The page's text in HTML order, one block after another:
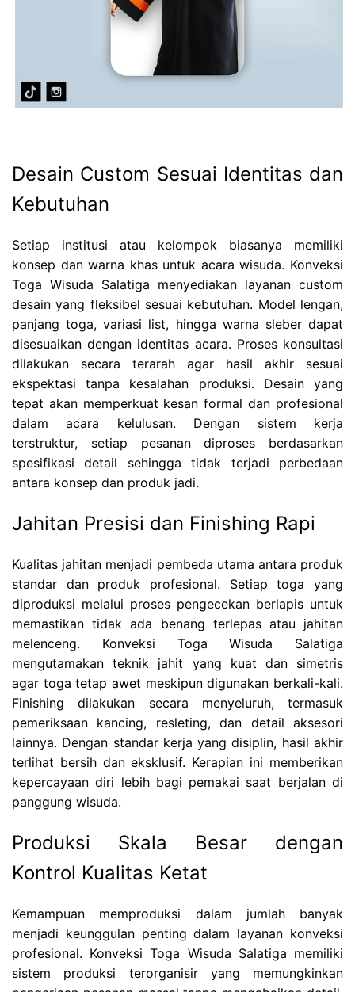
Desain Custom Sesuai Identitas dan
Kebutuhan
Setiap institusi atau kelompok biasanya memiliki
konsep dan warna khas untuk acara wisuda. Konveksi
Toga Wisuda Salatiga menyediakan layanan custom
desain yang fleksibel sesuai kebutuhan. Model lengan,
panjang toga, variasi list, hingga warna sleber dapat
disesuaikan dengan identitas acara. Proses konsultasi
dilakukan secara terarah agar hasil akhir sesuai
ekspektasi tanpa kesalahan produksi. Desain yang
tepat akan memperkuat kesan formal dan profesional
dalam acara kelulusan. Dengan sistem kerja
terstruktur, setiap pesanan diproses berdasarkan
spesifikasi detail sehingga tidak terjadi perbedaan
antara konsep dan produk jadi.
Jahitan Presisi dan Finishing Rapi
Kualitas jahitan menjadi pembeda utama antara produk
standar dan produk profesional. Setiap toga yang
diproduksi melalui proses pengecekan berlapis untuk
memastikan tidak ada benang terlepas atau jahitan
melenceng. Konveksi Toga Wisuda Salatiga
mengutamakan teknik jahit yang kuat dan simetris
agar toga tetap awet meskipun digunakan berkali-kali.
Finishing dilakukan secara menyeluruh, termasuk
pemeriksaan kancing, resleting, dan detail aksesori
lainnya. Dengan standar kerja yang disiplin, hasil akhir
terlihat bersih dan eksklusif. Kerapian ini memberikan
kepercayaan diri lebih bagi pemakai saat berjalan di
panggung wisuda.
Produksi Skala Besar dengan
Kontrol Kualitas Ketat
Kemampuan memproduksi dalam jumlah banyak
menjadi keunggulan penting dalam layanan konveksi
profesional. Konveksi Toga Wisuda Salatiga memiliki
sistem produksi terorganisir yang memungkinkan